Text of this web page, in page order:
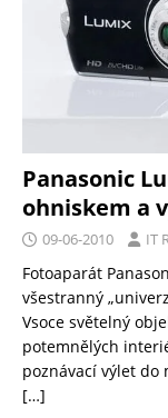
Panasonic
ohniskem a
09-06-2010 IT
Fotoaparát
všestranný
Vsoce světelný
potemnělých
poznávací výlet do
[…]